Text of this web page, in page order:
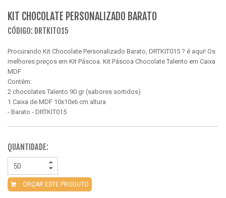
KIT CHOCOLATE PERSONALIZADO BARATO
CÓDIGO: DRTKIT015
Procurando Kit Chocolate Personalizado Barato, DRTKIT015 ? é aqui! Os
melhores preços em Kit Páscoa. Kit Páscoa Chocolate Talento em Caixa
MDF
Contém:
2 chocolates Talento 90 gr (sabores sortidos)
1 Caixa de MDF 10x10x6 cm altura
- Barato - DRTKIT015
QUANTIDADE:
ORÇAR ESTE PRODUTO